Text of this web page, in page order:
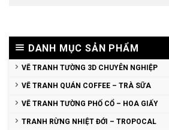
DANH MỤC SẢN PHẨM
VẼ TRANH TƯỜNG 3D CHUYÊN NGHIỆP
VẼ TRANH QUÁN COFFEE – TRÀ SỮA
VẼ TRANH TƯỜNG PHỐ CỔ – HOA GIẤY
TRANH RỪNG NHIỆT ĐỚI – TROPOCAL